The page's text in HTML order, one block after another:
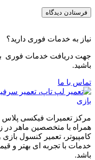
نیاز به خدمات فوری دارید؟
جهت دریافت خدمات فوری
باشید.
تماس با ما
همراه با متخصصین ماهر در
کامپیوتر، تعمیر کنسول
خدمات با تجربه ای بهتر و
باشد.